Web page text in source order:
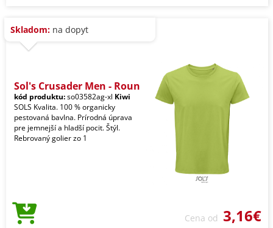
Skladom: na dopyt
Sol's Crusader Men - Roun
kód produktu:so03582ag-xl Kiwi
SOLS Kvalita. 100 % organicky
pestovaná bavlna. Prírodná úprava
pre jemnejší a hladší pocit. Štýl.
Rebrovaný golier zo 1
Cena od 3,16€